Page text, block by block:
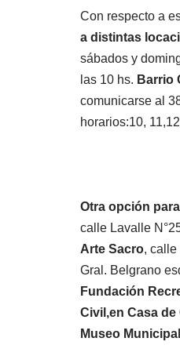
Con respecto a
a distintas
sábados y
las 10 hs. Barrio
comunicarse al
horarios:10,
Otra opción
calle Lavalle
Arte Sacro, calle
Gral. Belgrano
Fundación
Civil,en Casa de
Museo